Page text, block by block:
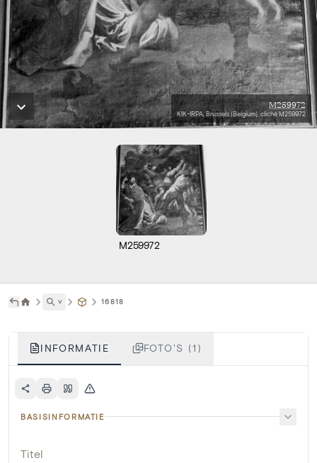
M259972
KIK-IRPA, Brussels (Belgium), cliché M259972
M259972
˅ 16818
INFORMATIE FOTO'S (1)
BASISINFORMATIE
Titel